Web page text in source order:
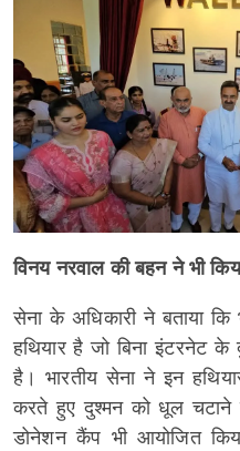
विनय नरवाल की बहन ने भी
सेना के अधिकारी ने बताया
हथियार है जो बिना इंटरनेट
है। भारतीय सेना ने इन
करते हुए दुश्मन को धूल चटाने
डोनेशन कैंप भी आयोजित